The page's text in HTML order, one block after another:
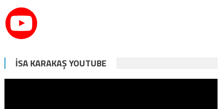
İSA KARAKAŞ YOUTUBE